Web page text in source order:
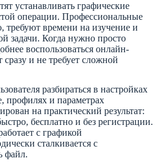
устанавливать графические
операции. Профессиональные
времени на изучение и
задачи. Когда нужно просто
воспользоваться онлайн-
и не требует сложной
разбираться в настройках
профилях и параметрах
на практический результат:
бесплатно и без регистрации.
с графикой
сталкивается с
файл.